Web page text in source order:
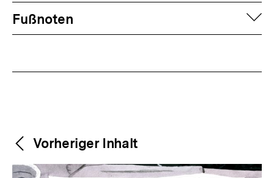
Fussnoten
Fußnoten
Weitere
Inhalte
Content-
Navigation
Vorheriger Inhalt